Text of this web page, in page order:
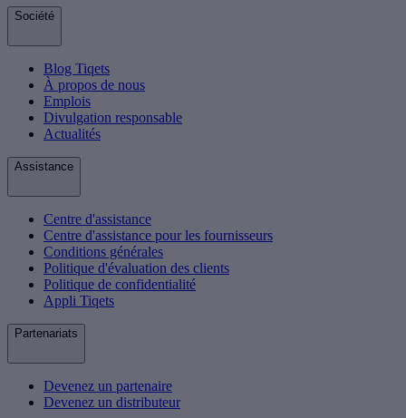
Société
Blog Tiqets
À propos de nous
Emplois
Divulgation responsable
Actualités
Assistance
Centre d'assistance
Centre d'assistance pour les fournisseurs
Conditions générales
Politique d'évaluation des clients
Politique de confidentialité
Appli Tiqets
Partenariats
Devenez un partenaire
Devenez un distributeur